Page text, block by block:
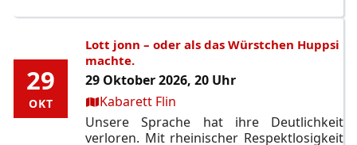
29
OKT
29
OKT
Lott jonn – oder als das Würstchen Huppsi
machte.
29 Oktober 2026, 20 Uhr
Ort:Kabarett Flin
Unsere Sprache hat ihre Deutlichkeit
verloren. Mit rheinischer Respektlosigkeit